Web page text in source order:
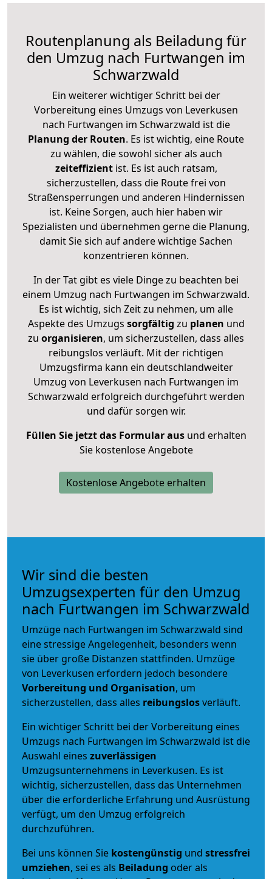
Routenplanung als Beiladung für
den Umzug nach Furtwangen im
Schwarzwald
Ein weiterer wichtiger Schritt bei der
Vorbereitung eines Umzugs von Leverkusen
nach Furtwangen im Schwarzwald ist die
Planung der Routen. Es ist wichtig, eine Route
zu wählen, die sowohl sicher als auch
zeiteffizientist. Es ist auch ratsam,
sicherzustellen, dass die Route frei von
Straßensperrungen und anderen Hindernissen
ist. Keine Sorgen, auch hier haben wir
Spezialisten und übernehmen gerne die Planung,
damit Sie sich auf andere wichtige Sachen
konzentrieren können.
In der Tat gibt es viele Dinge zu beachten bei
einem Umzug nach Furtwangen im Schwarzwald.
Es ist wichtig, sich Zeit zu nehmen, um alle
Aspekte des Umzugs sorgfältig zu planen und
zu organisieren, um sicherzustellen, dass alles
reibungslos verläuft. Mit der richtigen
Umzugsfirma kann ein deutschlandweiter
Umzug von Leverkusen nach Furtwangen im
Schwarzwald erfolgreich durchgeführt werden
und dafür sorgen wir.
Füllen Sie jetzt das Formular ausund erhalten
Sie kostenlose Angebote
Kostenlose Angebote erhalten
Wir sind die besten
Umzugsexperten für den Umzug
nach Furtwangen im Schwarzwald
Umzüge nach Furtwangen im Schwarzwald sind
eine stressige Angelegenheit, besonders wenn
sie über große Distanzen stattfinden. Umzüge
von Leverkusen erfordern jedoch besondere
Vorbereitung und Organisation, um
sicherzustellen, dass alles reibungslosverläuft.
Ein wichtiger Schritt bei der Vorbereitung eines
Umzugs nach Furtwangen im Schwarzwald ist die
Auswahl eines zuverlässigen
Umzugsunternehmens in Leverkusen. Es ist
wichtig, sicherzustellen, dass das Unternehmen
über die erforderliche Erfahrung und Ausrüstung
verfügt, um den Umzug erfolgreich
durchzuführen.
Bei uns können Sie kostengünstig und stressfrei
umziehen, sei es als Beiladung oder als